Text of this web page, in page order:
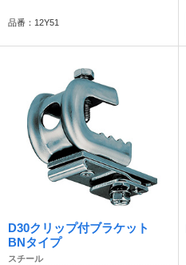
品番：12Y51
D30クリップ付ブラケット
BNタイプ
スチール